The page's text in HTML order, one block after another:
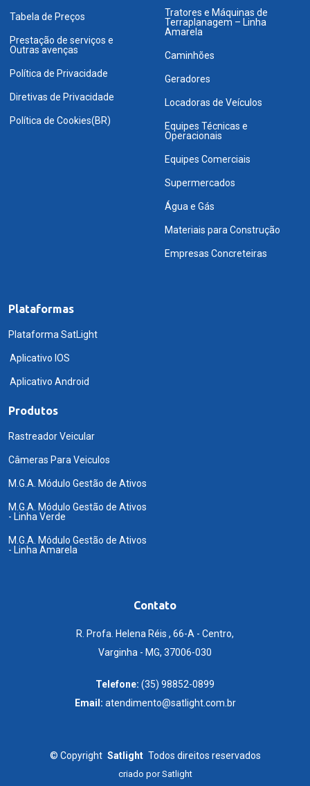
Tabela de Preços
Prestação de serviços e
Outras avenças
Política de Privacidade
Diretivas de Privacidade
Política de Cookies(BR)
Tratores e Máquinas de
Terraplanagem – Linha
Amarela
Caminhões
Geradores
Locadoras de Veículos
Equipes Técnicas e
Operacionais
Equipes Comerciais
Supermercados
Água e Gás
Materiais para Construção
Empresas Concreteiras
Plataformas
Plataforma SatLight
Aplicativo IOS
Aplicativo Android
Produtos
Rastreador Veicular
Câmeras Para Veiculos
M.G.A. Módulo Gestão de Ativos
M.G.A. Módulo Gestão de Ativos
- Linha Verde
M.G.A. Módulo Gestão de Ativos
- Linha Amarela
Contato
R. Profa. Helena Réis , 66-A - Centro,
Varginha - MG, 37006-030
Telefone: (35) 98852-0899
Email: atendimento@satlight.com.br
© Copyright Satlight Todos direitos reservados
criado porSatlight